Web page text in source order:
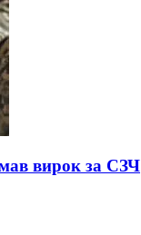
вирок за СЗЧ